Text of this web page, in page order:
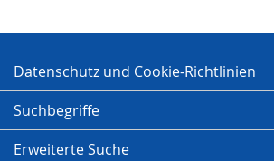
Datenschutz und Cookie-Richtlinien
Suchbegriffe
Erweiterte Suche